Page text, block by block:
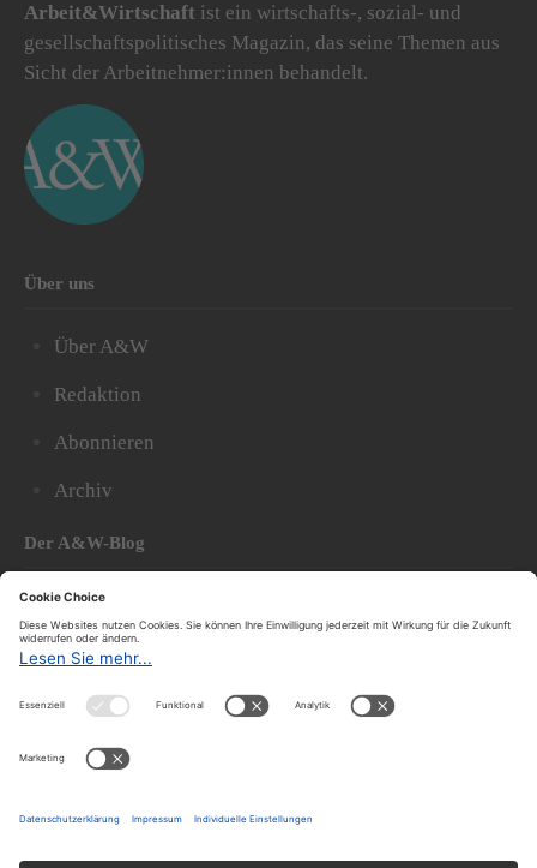
Arbeit&Wirtschaft ist ein wirtschafts-, sozial- und
gesellschaftspolitisches Magazin, das seine Themen aus
Sicht der Arbeitnehmer:innen behandelt.
Über uns
Über A&W
Redaktion
Abonnieren
Archiv
Der A&W-Blog
DerA&W-Blog
hat sich in den vergangenen Jahren zu einem der
bedeutendsten politischen Blogs in Österreich
entwickelt.